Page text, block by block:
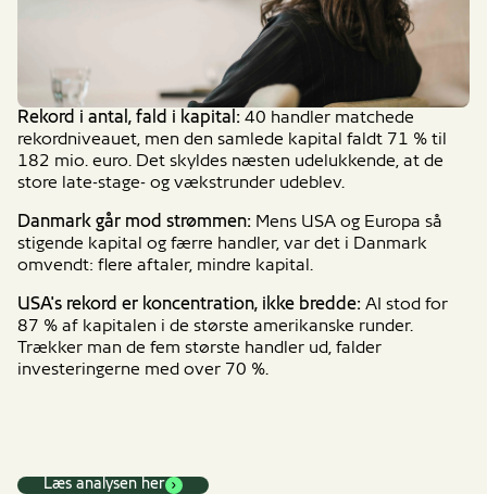
Rekord i antal, fald i kapital: 40 handler matchede
rekordniveauet, men den samlede kapital faldt 71 % til
182 mio. euro. Det skyldes næsten udelukkende, at de
store late-stage- og vækstrunder udeblev.
Danmark går mod strømmen: Mens USA og Europa så
stigende kapital og færre handler, var det i Danmark
omvendt: flere aftaler, mindre kapital.
USA's rekord er koncentration, ikke bredde: AI stod for
87 % af kapitalen i de største amerikanske runder.
Trækker man de fem største handler ud, falder
investeringerne med over 70 %.
Læs analysen her